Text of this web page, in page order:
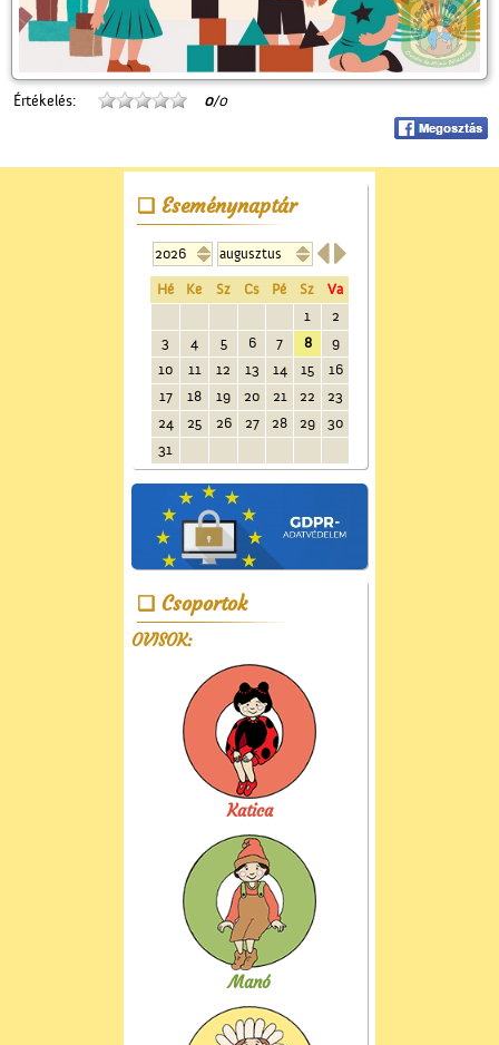
Értékelés: 0/0
Eseménynaptár

Hé Ke Sz Cs Pé Sz
Va
1
2
3
4 5 6 7 8
9
10
11 12 13 14 15
16
17
18 19 20 21 22
23
24
25 26 27 28 29
30
31
Csoportok
OVISOK:
Katica
Manó